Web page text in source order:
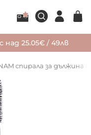
над 25.05€ / 49лв
спирала за дължина